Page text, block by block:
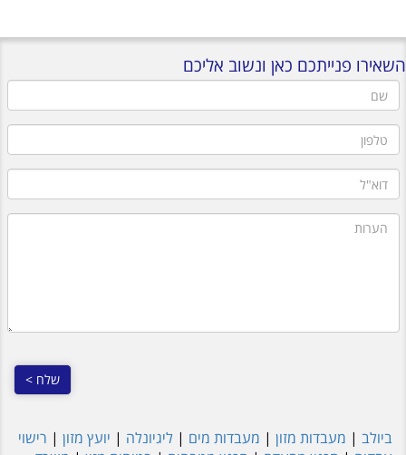
השאירו פנייתכם כאן ונשוב אליכם
שם
טלפון
דוא"ל
הערות
ביולב | מעבדות מזון | מעבדות מים | ליגיונלה | יועץ מזון | רישוי